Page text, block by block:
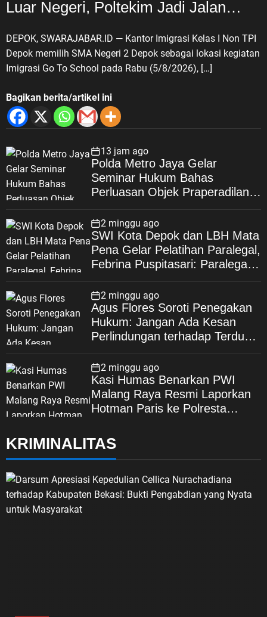
Luar Negeri, Poltekim Jadi Jalan
DEPOK, SWARAJABAR.ID — Kantor Imigrasi Kelas I Non TPI
Depok memilih SMA Negeri 2 Depok sebagai lokasi kegiatan
Imigrasi Go To School pada Rabu (5/8/2026), […]
Bagikan berita/artikel ini
13 jam ago
Polda Metro Jaya Gelar
Seminar Hukum Bahas
Perluasan Objek Praperadilan
2 minggu ago
SWI Kota Depok dan LBH Mata
Pena Gelar Pelatihan Paralegal,
Febrina Puspitasari: Paralegal
Keadilan Warga Depok
2 minggu ago
Agus Flores Soroti Penegakan
Hukum: Jangan Ada Kesan
Perlindungan terhadap Terduga
Dipertaruhkan
2 minggu ago
Kasi Humas Benarkan PWI
Malang Raya Resmi Laporkan
Hotman Paris ke Polresta
KRIMINALITAS